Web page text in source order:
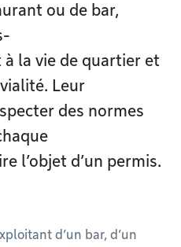
ou de bar,
la vie de quartier et
Leur
des normes
l’objet d’un permis.
d’un bar, d’un